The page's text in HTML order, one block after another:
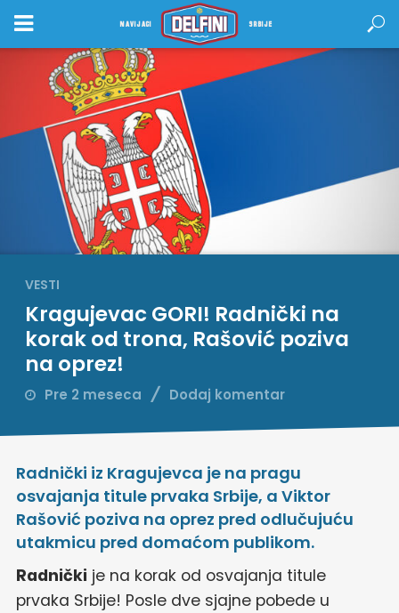
NAVIJACI SRBIJE
VESTI
Kragujevac GORI! Radnički na
korak od trona, Rašović poziva
na oprez!
Pre 2 meseca Dodaj komentar
Radnički iz Kragujevca je na pragu
osvajanja titule prvaka Srbije, a Viktor
Rašović poziva na oprez pred odlučujuću
utakmicu pred domaćom publikom.
Radnički je na korak od osvajanja titule
prvaka Srbije! Posle dve sjajne pobede u